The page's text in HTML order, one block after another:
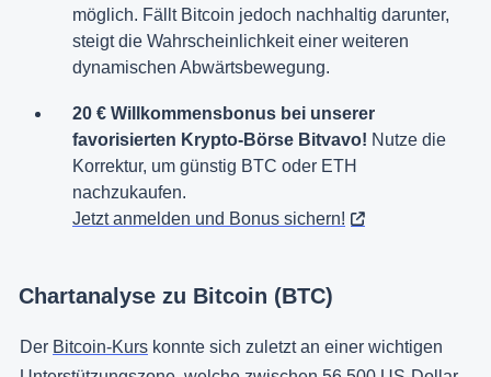
möglich. Fällt Bitcoin jedoch nachhaltig darunter,
steigt die Wahrscheinlichkeit einer weiteren
dynamischen Abwärtsbewegung.
20 € Willkommensbonus bei unserer
favorisierten Krypto-Börse Bitvavo! Nutze die
Korrektur, um günstig BTC oder ETH
nachzukaufen.
Jetzt anmelden und Bonus sichern!
Chartanalyse zu Bitcoin (BTC)
Der Bitcoin-Kurs konnte sich zuletzt an einer wichtigen